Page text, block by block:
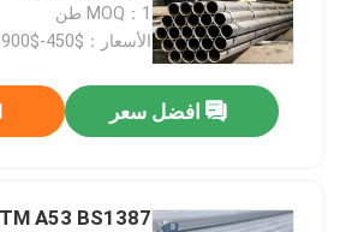
MOQ：1 طن
الأسعار：$450-$900
افضل سعر